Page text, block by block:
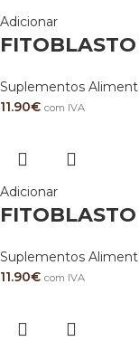
Adicionar
Suplementos
11.90€ com IVA
Adicionar
Suplementos
11.90€ com IVA